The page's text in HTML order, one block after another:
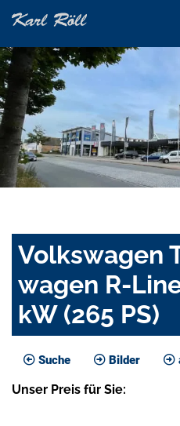
Volkswagen
wagen R-
kW (265 PS)
Suche Bilder
Unser Preis für Sie: